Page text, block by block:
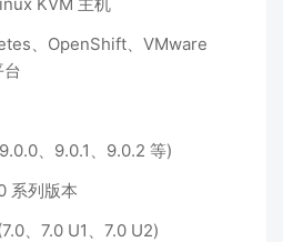
、OpenShift、VMware
、9.0.1、9.0.2 等)
系列版本
、7.0 U1、7.0 U2)